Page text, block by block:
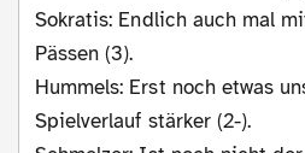
Sokratis: Endlich auch mal
Pässen (3).
Hummels: Erst noch etwas
Spielverlauf stärker (2-).